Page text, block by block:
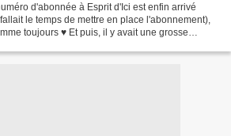
d'abonnée à Esprit d'Ici est enfin arrivé
le temps de mettre en place l'abonnement),
toujours ♥ Et puis, il y avait une grosse